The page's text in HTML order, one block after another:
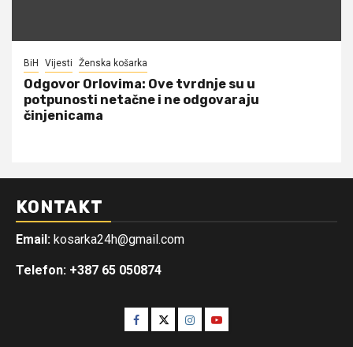
BiH Vijesti Ženska košarka
Odgovor Orlovima: ​Ove tvrdnje su u
potpunosti netačne i ne odgovaraju
činjenicama
KONTAKT
Email: kosarka24h@gmail.com
Telefon: +387 65 050874
Facebook
TwitterInstagram
Youtube